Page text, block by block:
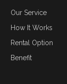
Our Service
How It Works
Rental Option
Benefit